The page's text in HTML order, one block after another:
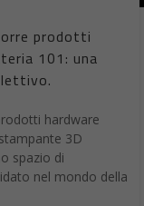
prodotti
101: una
hardware
3D
spazio di
nel mondo della